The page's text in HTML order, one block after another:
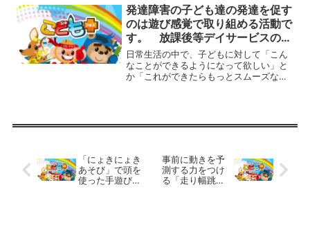
うな日もあります。そんな暑さ寒さに対
しては敏感な子もいますが...
発達障害の子ども達の発達を促す
のは遊び感覚で取り組める活動で
す。 放課後等デイサービスの運
動療育プログラム
日常生活の中で、子どもに対して「こん
なことができるようになって欲しい」と
か「これができたらもっとスムーズなの
「にょきにょき
あそび」で頭を
使った手遊びを
事前に動きを予
測する力をつけ
る「走り幅跳